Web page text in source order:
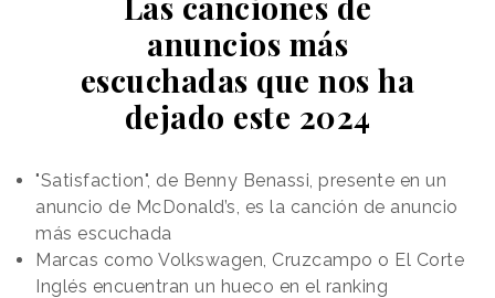
anuncios más
escuchadas que nos ha
dejado este 2024
"Satisfaction", de Benny Benassi, presente en un
anuncio de McDonald’s, es la canción de anuncio
más escuchada
Marcas como Volkswagen, Cruzcampo o El Corte
Inglés encuentran un hueco en el ranking